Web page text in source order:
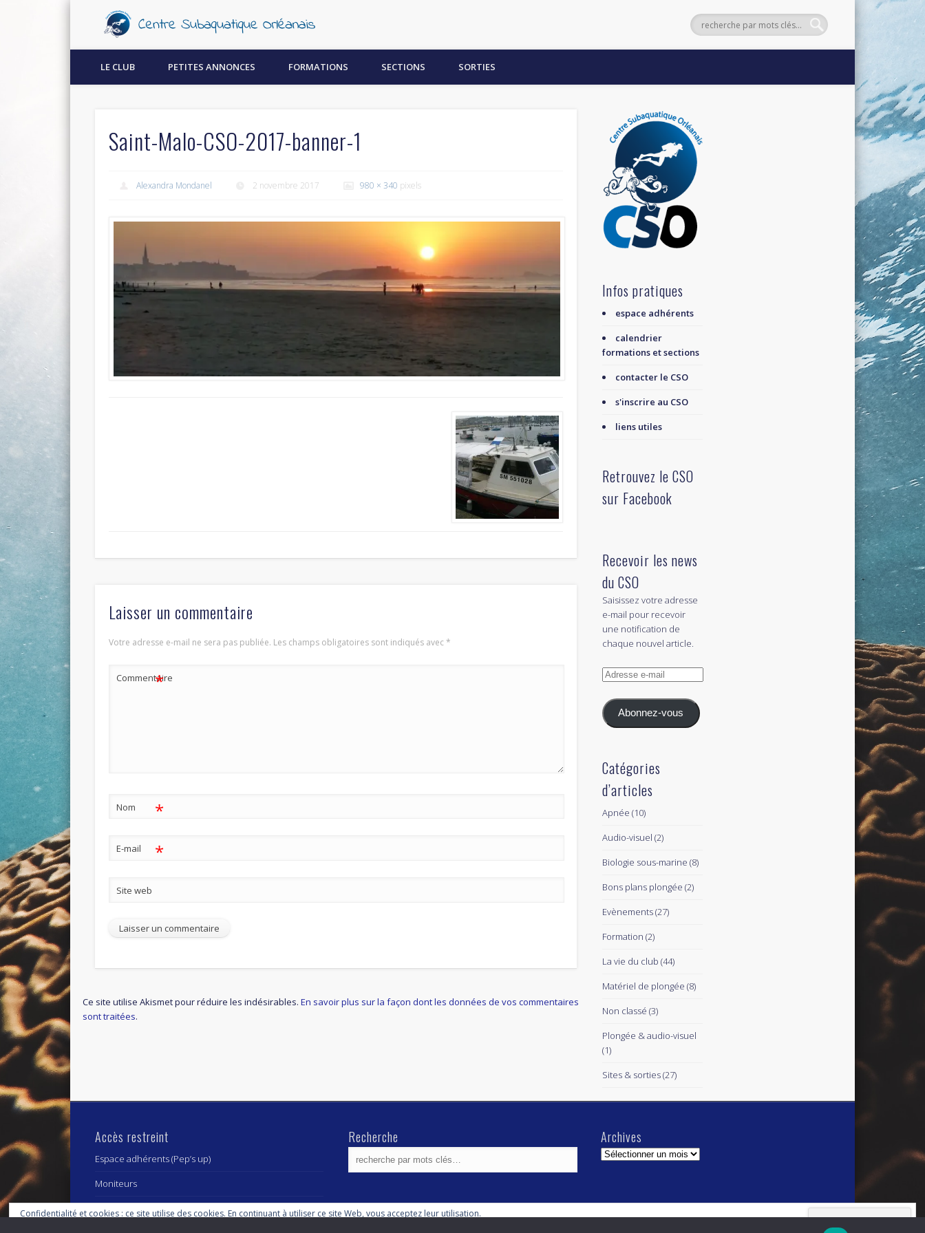
Découvrez la plongée sous-marine à Orléans !
LE CLUB PETITES ANNONCES FORMATIONS SECTIONS SORTIES
Saint-Malo-CSO-2017-banner-1
Alexandra Mondanel 2 novembre 2017 980 × 340 pixels
Laisser un commentaire
Votre adresse e-mail ne sera pas publiée. Les champs obligatoires sont indiqués avec*
Commentaire
*
Nom *
E-mail *
Site web
Ce site utilise Akismet pour réduire les indésirables.En savoir plus sur la façon dont les données de vos commentaires
sont traitées.
Infos pratiques
espace adhérents
calendrier
formations et sections
contacter le CSO
s'inscrire au CSO
liens utiles
Retrouvez le CSO
sur Facebook
Recevoir les news
du CSO
Saisissez votre adresse
e-mail pour recevoir
une notification de
chaque nouvel article.
Adresse
mail
Abonnez-vous
Catégories
d’articles
Apnée (10)
Audio-visuel (2)
Biologie sous-marine (8)
Bons plans plongée (2)
Evènements(27)
Formation (2)
La vie du club (44)
Matériel de plongée (8)
Non classé (3)
Plongée & audio-visuel
(1)
Sites & sorties(27)
Accès restreint
Espace adhérents (Pep’s up)
Moniteurs
Recherche Archives
Archives
Confidentialité et cookies : ce site utilise des cookies. En continuant à utiliser ce site Web, vous acceptez leur utilisation.